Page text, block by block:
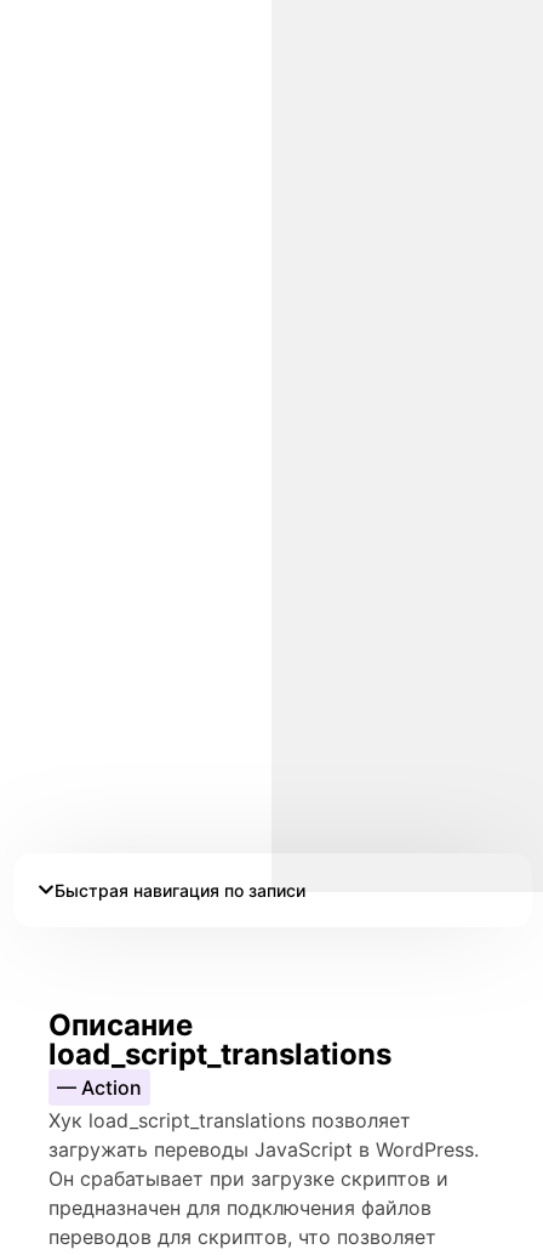
Быстрая навигация по записи
Описание
load_script_translations
— Action
Хук load_script_translations позволяет
загружать переводы JavaScript в WordPress.
Он срабатывает при загрузке скриптов и
предназначен для подключения файлов
переводов для скриптов, что позволяет